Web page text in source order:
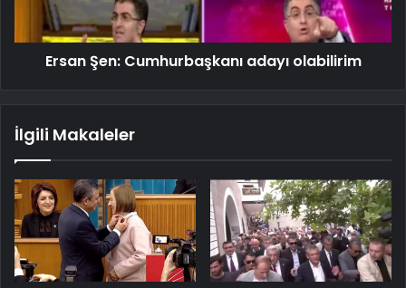
Ersan Şen: Cumhurbaşkanı adayı olabilirim
İlgili Makaleler